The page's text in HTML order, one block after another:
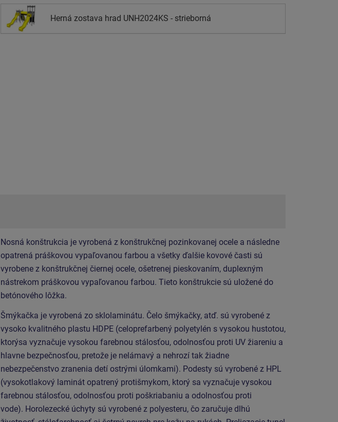
Herná zostava hrad UNH2024KS - strieborná
Nosná konštrukcia je vyrobená z konštrukčnej pozinkovanej ocele a následne
opatrená práškovou vypaľovanou farbou a všetky ďalšie kovové časti sú
vyrobene z konštrukčnej čiernej ocele, ošetrenej pieskovaním, duplexným
nástrekom práškovou vypaľovanou farbou. Tieto konštrukcie sú uložené do
betónového lôžka.
Šmýkačka je vyrobená zo sklolaminátu. Čelo šmýkačky, atď. sú vyrobené z
vysoko kvalitného plastu HDPE (celoprefarbený polyetylén s vysokou hustotou,
ktorýsa vyznačuje vysokou farebnou stálosťou, odolnosťou proti UV žiareniu a
hlavne bezpečnosťou, pretože je nelámavý a nehrozí tak žiadne
nebezpečenstvo zranenia detí ostrými úlomkami). Podesty sú vyrobené z HPL
(vysokotlakový laminát opatrený protišmykom, ktorý sa vyznačuje vysokou
farebnou stálosťou, odolnosťou proti poškriabaniu a odolnosťou proti
vode). Horolezecké úchyty sú vyrobené z polyesteru, čo zaručuje dlhú